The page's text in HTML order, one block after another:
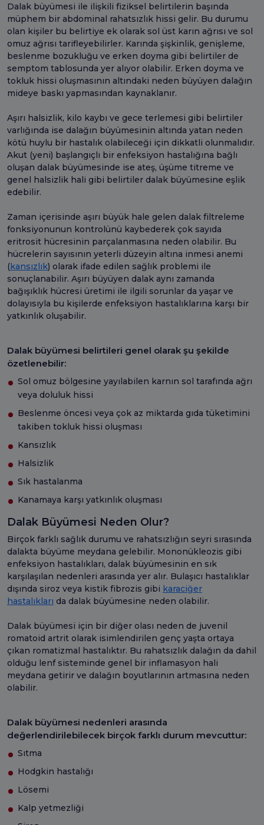
Dalak büyümesi ile ilişkili fiziksel belirtilerin başında
müphem bir abdominal rahatsızlık hissi gelir. Bu durumu
olan kişiler bu belirtiye ek olarak sol üst karın ağrısı ve sol
omuz ağrısı tarifleyebilirler. Karında şişkinlik, genişleme,
beslenme bozukluğu ve erken doyma gibi belirtiler de
semptom tablosunda yer alıyor olabilir. Erken doyma ve
tokluk hissi oluşmasının altındaki neden büyüyen dalağın
mideye baskı yapmasından kaynaklanır.
Aşırı halsizlik, kilo kaybı ve gece terlemesi gibi belirtiler
varlığında ise dalağın büyümesinin altında yatan neden
kötü huylu bir hastalık olabileceği için dikkatli olunmalıdır.
Akut (yeni) başlangıçlı bir enfeksiyon hastalığına bağlı
oluşan dalak büyümesinde ise ateş, üşüme titreme ve
genel halsizlik hali gibi belirtiler dalak büyümesine eşlik
edebilir.
Zaman içerisinde aşırı büyük hale gelen dalak filtreleme
fonksiyonunun kontrolünü kaybederek çok sayıda
eritrosit hücresinin parçalanmasına neden olabilir. Bu
hücrelerin sayısının yeterli düzeyin altına inmesi anemi
(kansızlık) olarak ifade edilen sağlık problemi ile
sonuçlanabilir. Aşırı büyüyen dalak aynı zamanda
bağışıklık hücresi üretimi ile ilgili sorunlar da yaşar ve
dolayısıyla bu kişilerde enfeksiyon hastalıklarına karşı bir
yatkınlık oluşabilir.
Dalak büyümesi belirtileri genel olarak şu şekilde
özetlenebilir:
Sol omuz bölgesine yayılabilen karnın sol tarafında ağrı
veya doluluk hissi
Beslenme öncesi veya çok az miktarda gıda tüketimini
takiben tokluk hissi oluşması
Kansızlık
Halsizlik
Sık hastalanma
Kanamaya karşı yatkınlık oluşması
Dalak Büyümesi Neden Olur?
Birçok farklı sağlık durumu ve rahatsızlığın seyri sırasında
dalakta büyüme meydana gelebilir. Mononükleozis gibi
enfeksiyon hastalıkları, dalak büyümesinin en sık
karşılaşılan nedenleri arasında yer alır. Bulaşıcı hastalıklar
dışında siroz veya kistik fibrozis gibi karaciğer
hastalıkları da dalak büyümesine neden olabilir.
Dalak büyümesi için bir diğer olası neden de juvenil
romatoid artrit olarak isimlendirilen genç yaşta ortaya
çıkan romatizmal hastalıktır. Bu rahatsızlık dalağın da dahil
olduğu lenf sisteminde genel bir inflamasyon hali
meydana getirir ve dalağın boyutlarının artmasına neden
olabilir.
Dalak büyümesi nedenleri arasında
değerlendirilebilecek birçok farklı durum mevcuttur:
Sıtma
Hodgkin hastalığı
Lösemi
Kalp yetmezliği